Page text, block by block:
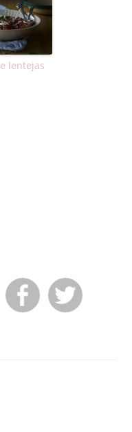
lentejas